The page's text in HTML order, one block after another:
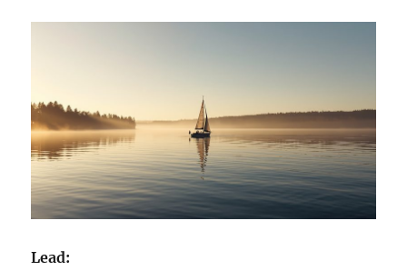
Lead: